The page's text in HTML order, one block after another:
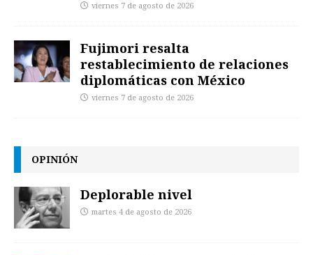
viernes 7 de agosto de 2026
Fujimori resalta
restablecimiento de relaciones
diplomáticas con México
viernes 7 de agosto de 2026
OPINIÓN
Deplorable nivel
martes 4 de agosto de 2026